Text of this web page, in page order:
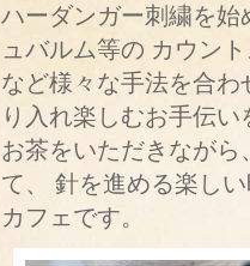
ハーダンガー刺繍を
ュバルム等の カウン
など様々な手法を合
り入れ楽しむお手伝
お茶をいただきなが
て、 針を進める楽し
カフェです。